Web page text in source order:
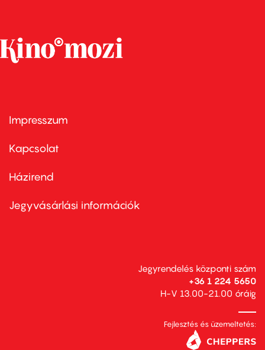
Footer
first
Impresszum
Kapcsolat
Footer
second
Házirend
Jegyvásárlási információk
Jegyrendelés központi szám
+36 1 224 5650
H-V 13.00-21.00 óráig
Fejlesztés és üzemeltetés: